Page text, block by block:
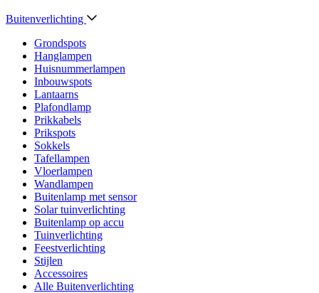
Buitenverlichting
Grondspots
Hanglampen
Huisnummerlampen
Inbouwspots
Lantaarns
Plafondlamp
Prikkabels
Prikspots
Sokkels
Tafellampen
Vloerlampen
Wandlampen
Buitenlamp met sensor
Solar tuinverlichting
Buitenlamp op accu
Tuinverlichting
Feestverlichting
Stijlen
Accessoires
Alle Buitenverlichting